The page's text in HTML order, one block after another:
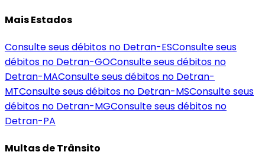
Mais Estados
Consulte seus débitos no Detran-ESConsulte seus
débitos no Detran-GOConsulte seus débitos no
Detran-MAConsulte seus débitos no Detran-
MTConsulte seus débitos no Detran-MSConsulte seus
débitos no Detran-MGConsulte seus débitos no
Detran-PA
Multas de Trânsito